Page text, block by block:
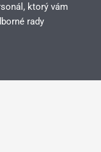
ktorý vám
rady